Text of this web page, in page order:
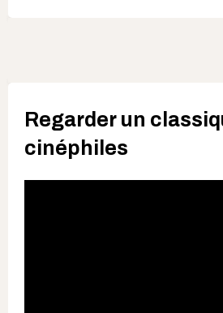
Regarder un
cinéphiles